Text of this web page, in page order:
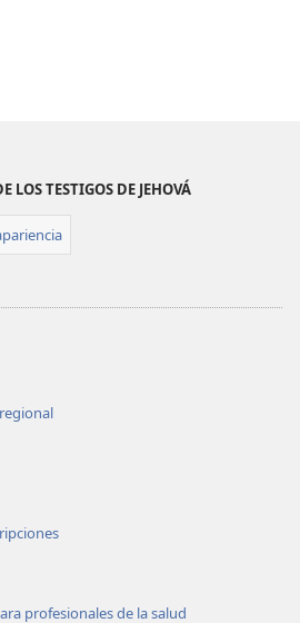
LOS TESTIGOS DE JEHOVÁ
profesionales de la salud